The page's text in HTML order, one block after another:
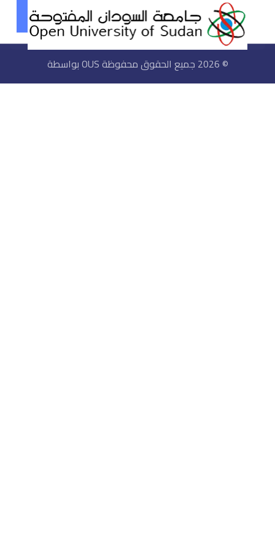
© 2026 جميع الحقوق محفوظة OUS بواسطة